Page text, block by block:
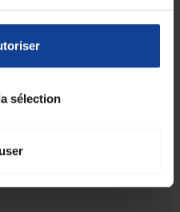
sélection
Ne pas appliquer sur les
externe. Tenir hors de portée
référer auprès d'un